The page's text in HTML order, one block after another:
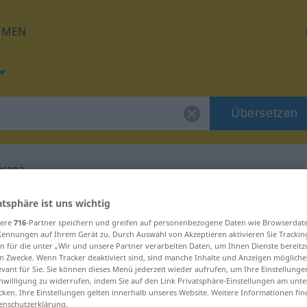
Übersetzen
für "Internetpräsenz"
ist uns wichtig
716-Partner speichern und greifen auf personenbezogene Daten wie
auf Ihrem Gerät zu. Durch Auswahl von Akzeptieren aktivieren Sie
für die unter „Wir und unsere Partner verarbeiten Daten, um Ihnen Dienste
Zwecke. Wenn Tracker deaktiviert sind, sind manche Inhalte und Anzeigen
für Sie. Sie können dieses Menü jederzeit wieder aufrufen, um Ihre
zu widerrufen, indem Sie auf den Link Privatsphäre-Einstellungen am
Ihre Einstellungen gelten innerhalb unseres Website. Weitere Informationen